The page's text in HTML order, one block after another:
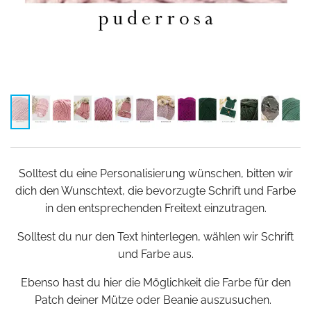
Solltest du eine Personalisierung wünschen, bitten wir
dich den Wunschtext, die bevorzugte Schrift und Farbe
in den entsprechenden Freitext einzutragen.
Solltest du nur den Text hinterlegen, wählen wir Schrift
und Farbe aus.
Ebenso hast du hier die Möglichkeit die Farbe für den
Patch deiner Mütze oder Beanie auszusuchen.